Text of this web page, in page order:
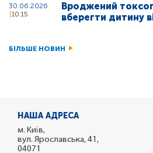
30.06.2026
10:15
Вроджений
вберегти дитину
БІЛЬШЕ НОВИН
НАША АДРЕСА
м. Київ,
вул. Ярославська, 41,
04071